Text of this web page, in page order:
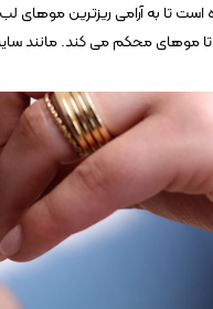
تا به آرامی ریزترین موهای لب
محکم می کند. مانند